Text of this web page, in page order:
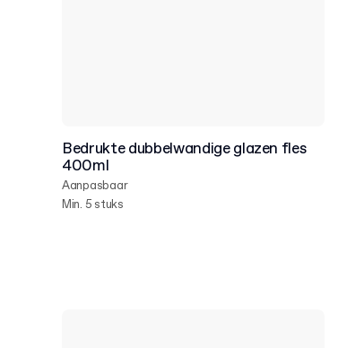
Bedrukte dubbelwandige glazen fles
400ml
Aanpasbaar
Min. 5 stuks